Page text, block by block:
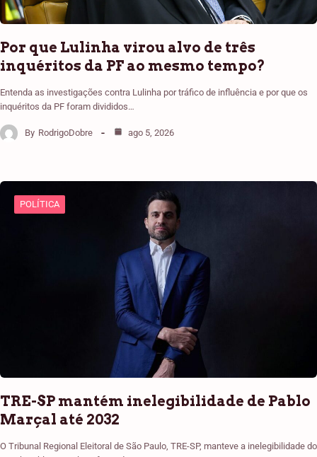
Por que Lulinha virou alvo de três
inquéritos da PF ao mesmo tempo?
Entenda as investigações contra Lulinha por tráfico de influência e por que os
inquéritos da PF foram divididos…
By RodrigoDobre ago 5, 2026
POLÍTICA
TRE-SP mantém inelegibilidade de Pablo
Marçal até 2032
O Tribunal Regional Eleitoral de São Paulo, TRE-SP, manteve a inelegibilidade do